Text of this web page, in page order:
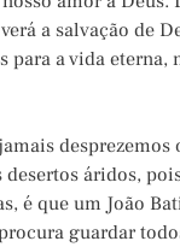
a salvação de
para a vida eterna,
desprezemos
áridos,
é que um João
guardar